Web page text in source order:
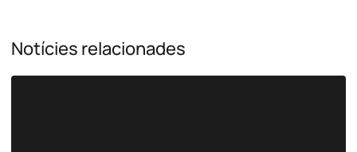
Notícies relacionades